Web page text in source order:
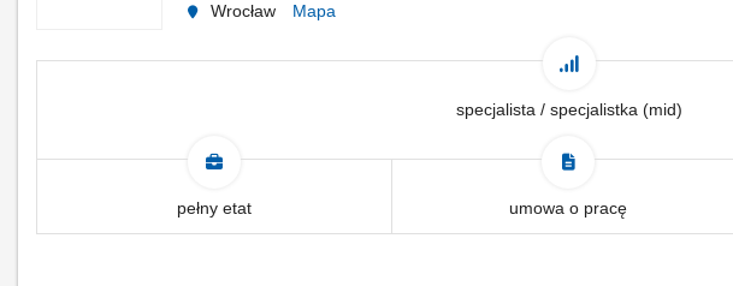
Wrocław
Mapa
specjalista / specjalistka (mid)
pełny etat umowa o pracę